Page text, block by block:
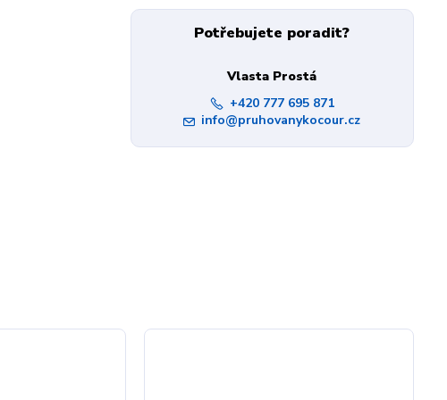
Potřebujete poradit?
Vlasta Prostá
+420 777 695 871
info@pruhovanykocour.cz